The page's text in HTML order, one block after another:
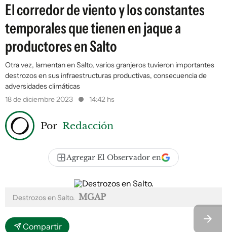
El corredor de viento y los constantes
temporales que tienen en jaque a
productores en Salto
Otra vez, lamentan en Salto, varios granjeros tuvieron importantes
destrozos en sus infraestructuras productivas, consecuencia de
adversidades climáticas
18 de diciembre 2023
14:42 hs
Por Redacción
Agregar El Observador en
Destrozos en Salto. MGAP
Compartir